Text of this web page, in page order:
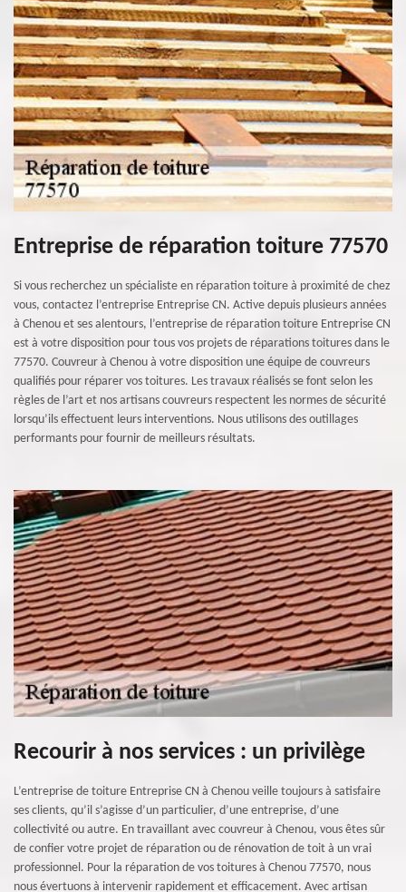
Entreprise de réparation toiture 77570
Si vous recherchez un spécialiste en réparation toiture à proximité de chez
vous, contactez l’entreprise Entreprise CN. Active depuis plusieurs années
à Chenou et ses alentours, l’entreprise de réparation toiture Entreprise CN
est à votre disposition pour tous vos projets de réparations toitures dans le
77570. Couvreur à Chenou à votre disposition une équipe de couvreurs
qualifiés pour réparer vos toitures. Les travaux réalisés se font selon les
règles de l’art et nos artisans couvreurs respectent les normes de sécurité
lorsqu’ils effectuent leurs interventions. Nous utilisons des outillages
performants pour fournir de meilleurs résultats.
Recourir à nos services : un privilège
L’entreprise de toiture Entreprise CN à Chenou veille toujours à satisfaire
ses clients, qu’il s’agisse d’un particulier, d’une entreprise, d’une
collectivité ou autre. En travaillant avec couvreur à Chenou, vous êtes sûr
de confier votre projet de réparation ou de rénovation de toit à un vrai
professionnel. Pour la réparation de vos toitures à Chenou 77570, nous
nous évertuons à intervenir rapidement et efficacement. Avec artisan